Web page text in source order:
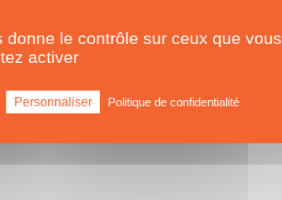
le contrôle sur ceux que vous
activer
Personnaliser Politique de confidentialité